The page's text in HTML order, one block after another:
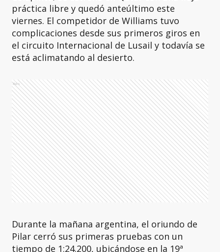
práctica libre y quedó anteúltimo este
viernes. El competidor de Williams tuvo
complicaciones desde sus primeros giros en
el circuito Internacional de Lusail y todavía se
está aclimatando al desierto.
Ads
Durante la mañana argentina, el oriundo de
Pilar cerró sus primeras pruebas con un
tiempo de 1:24.200, ubicándose en la 19ª